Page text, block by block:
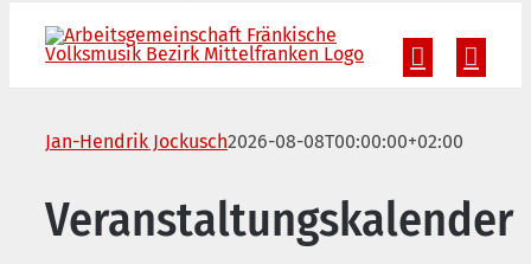
Jan-Hendrik Jockusch2026-08-08T00:00:00+02:00
Veranstaltungskalender